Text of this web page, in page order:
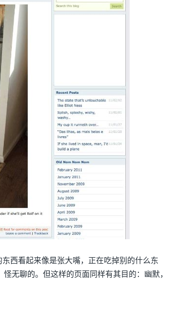
西看起来像是张大嘴，正在吃掉别的什么东
无聊的。但这样的页面同样有其目的：幽默，